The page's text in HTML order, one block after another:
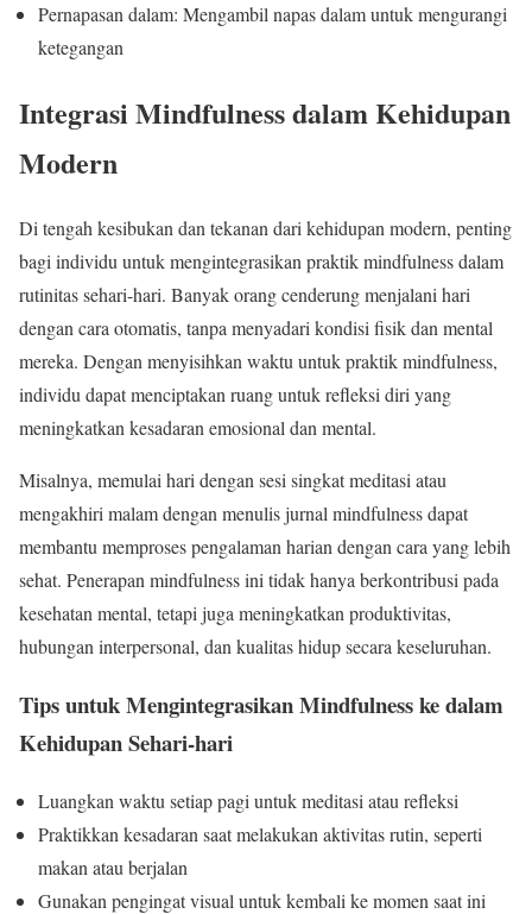
Pernapasan dalam: Mengambil napas dalam untuk mengurangi
ketegangan
Integrasi Mindfulness dalam Kehidupan
Modern
Di tengah kesibukan dan tekanan dari kehidupan modern, penting
bagi individu untuk mengintegrasikan praktik mindfulness dalam
rutinitas sehari-hari. Banyak orang cenderung menjalani hari
dengan cara otomatis, tanpa menyadari kondisi fisik dan mental
mereka. Dengan menyisihkan waktu untuk praktik mindfulness,
individu dapat menciptakan ruang untuk refleksi diri yang
meningkatkan kesadaran emosional dan mental.
Misalnya, memulai hari dengan sesi singkat meditasi atau
mengakhiri malam dengan menulis jurnal mindfulness dapat
membantu memproses pengalaman harian dengan cara yang lebih
sehat. Penerapan mindfulness ini tidak hanya berkontribusi pada
kesehatan mental, tetapi juga meningkatkan produktivitas,
hubungan interpersonal, dan kualitas hidup secara keseluruhan.
Tips untuk Mengintegrasikan Mindfulness ke dalam
Kehidupan Sehari-hari
Luangkan waktu setiap pagi untuk meditasi atau refleksi
Praktikkan kesadaran saat melakukan aktivitas rutin, seperti
makan atau berjalan
Gunakan pengingat visual untuk kembali ke momen saat ini